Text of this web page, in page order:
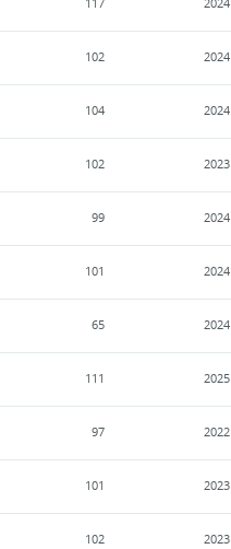
2024
117
2024
102
2024
104
2023
102
2024
99
2024
101
2024
65
2025
111
2022
97
2023
101
2023
102